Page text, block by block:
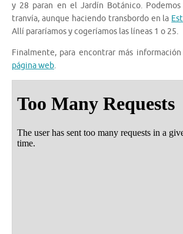
y 28 paran en el Jardín Botánico.
tranvía, aunque haciendo transbordo en la
Allí pararíamos y cogeríamos las líneas 1 o 25.
Finalmente, para encontrar más
página web.